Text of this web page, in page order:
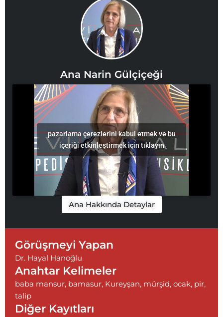
Ana Narin Gülçiçeği
pazarlama çerezlerini kabul etmek ve bu
içeriği etkinleştirmek için tıklayın
Ana Hakkında Detaylar
Görüşmeyi Yapan
Dr. Hayal Hanoğlu
Anahtar Kelimeler
baba mansur, bamasur, Kureyşan, mürşid, ocak, pir,
talip
Diğer Kayıtları